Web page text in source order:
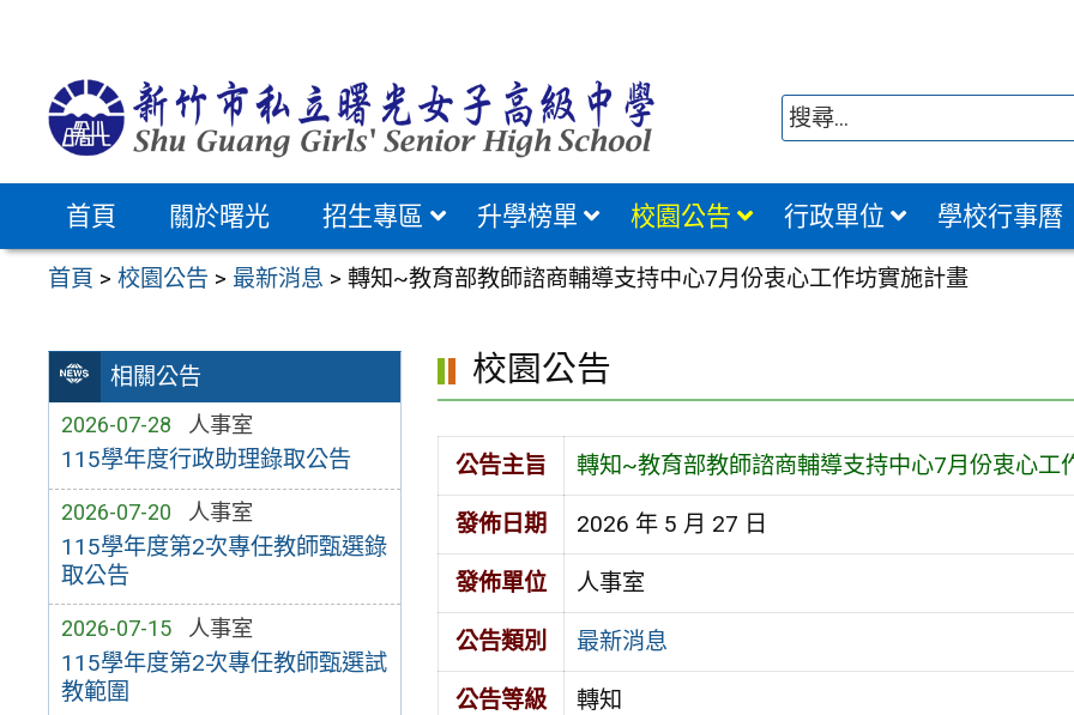
首頁 關於曙光 招生專區 升學榜單 校園公告 行政單位 學校行事曆
首頁 >校園公告 > 最新消息 >轉知~教育部教師諮商輔導支持中心7月份衷心工作坊實施計畫
相關公告
2026-07-28 人事室
115學年度行政助理錄取公告
2026-07-20 人事室
115學年度第2次專任教師甄選錄
取公告
2026-07-15 人事室
115學年度第2次專任教師甄選試
教範圍
校園公告
公告主旨 轉知~教育部教師諮商輔導支持中心7月份衷心工
發佈日期 2026 年 5 月 27 日
發佈單位 人事室
公告類別 最新消息
公告等級 轉知